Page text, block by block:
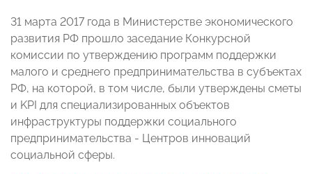
31 марта 2017 года в Министерстве экономического
развития РФ прошло заседание Конкурсной
комиссии по утверждению программ поддержки
малого и среднего предпринимательства в субъектах
РФ, на которой, в том числе, были утверждены сметы
и KPI для специализированных объектов
инфраструктуры поддержки социального
предпринимательства - Центров инноваций
социальной сферы.